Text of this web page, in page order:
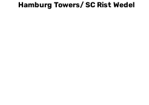
Hamburg Towers/ SC Rist Wedel